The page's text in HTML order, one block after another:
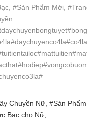
#Sản Phẩm Mới,
Chuyền Nữ, #Sản
Bạc cho Nữ,